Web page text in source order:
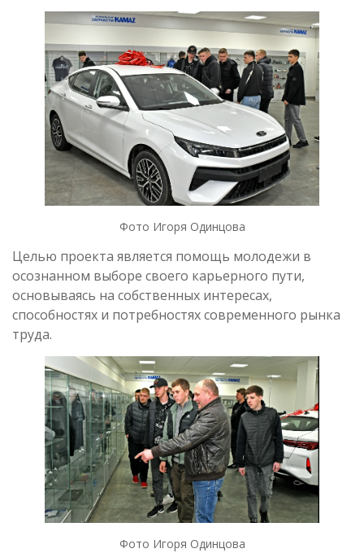
Фото Игоря Одинцова
Целью проекта является помощь молодежи в
осознанном выборе своего карьерного пути,
основываясь на собственных интересах,
способностях и потребностях современного рынка
труда.
Фото Игоря Одинцова